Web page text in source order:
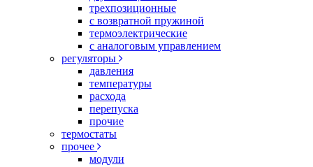
трехпозиционные
с возвратной пружиной
термоэлектрические
с аналоговым управлением
регуляторы
давления
температуры
расхода
перепуска
прочие
термостаты
прочее
модули